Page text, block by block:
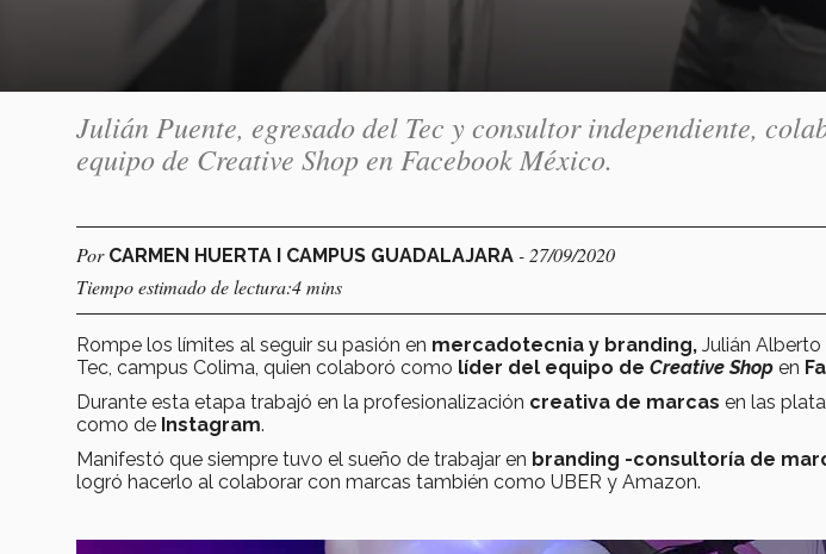
Julián Puente, egresado del Tec y consultor independiente,
equipo de Creative Shop en Facebook México.
Por CARMEN HUERTA I CAMPUS GUADALAJARA - 27/09/2020
Tiempo estimado de lectura:4 mins
Rompe los límites al seguir su pasión en mercadotecnia y branding, Julián
Tec, campus Colima, quien colaboró como líder del equipo de Creative Shop en
Durante esta etapa trabajó en la profesionalización creativa de marcas en las
como de Instagram.
Manifestó que siempre tuvo el sueño de trabajar en branding -consultoría de
logró hacerlo al colaborar con marcas también como UBER y Amazon.